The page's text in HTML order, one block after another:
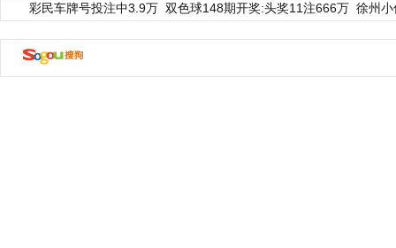
彩民车牌号投注中3.9万 双色球148期开奖:头奖11注666万 徐州